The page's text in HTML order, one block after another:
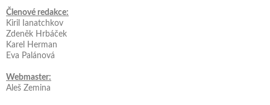
Členové redakce:
Kiril Ianatchkov
Zdeněk Hrbáček
Karel Herman
Eva Palánová
Webmaster:
Aleš Zemina